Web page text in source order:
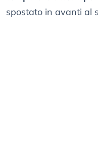
spostato in avanti al